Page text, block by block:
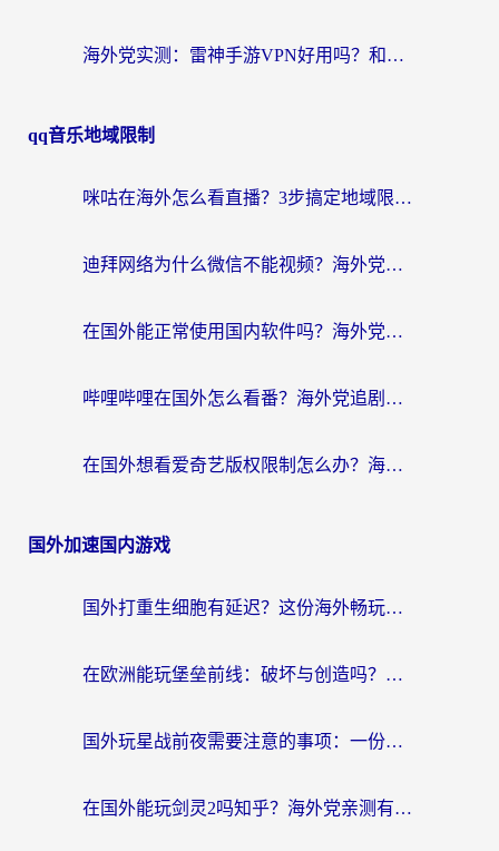
海外党实测：雷神手游VPN好用吗？和闪电VPN对比哪个回国效果更好？附小众工具深度测评
qq音乐地域限制
咪咕在海外怎么看直播？3步搞定地域限制，还能畅看腾讯视频与国内热剧
迪拜网络为什么微信不能视频？海外党必看的回国加速全攻略
在国外能正常使用国内软件吗？海外党亲测有效的无缝访问指南
哔哩哔哩在国外怎么看番？海外党追剧看片的终极解决方案
在国外想看爱奇艺版权限制怎么办？海外华人必看的追剧自由指南
国外加速国内游戏
国外打重生细胞有延迟？这份海外畅玩国服游戏加速器终极指南请收好
在欧洲能玩堡垒前线：破坏与创造吗？海外党国服游戏不卡顿的秘密
国外玩星战前夜需要注意的事项：一份来自老玩家的网络生存指南
在国外能玩剑灵2吗知乎？海外党亲测有效的国服游戏加速指南